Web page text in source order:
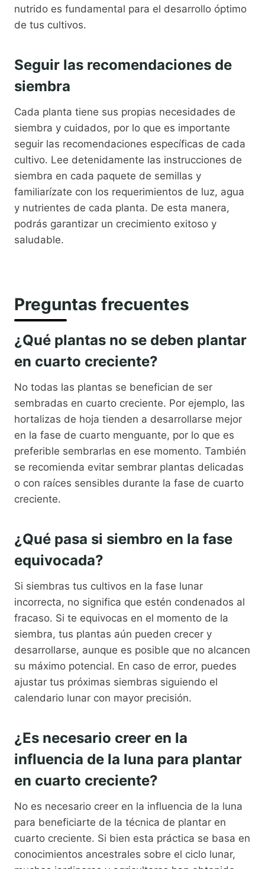
nutrido es fundamental para el desarrollo óptimo
de tus cultivos.
Seguir las recomendaciones de
siembra
Cada planta tiene sus propias necesidades de
siembra y cuidados, por lo que es importante
seguir las recomendaciones específicas de cada
cultivo. Lee detenidamente las instrucciones de
siembra en cada paquete de semillas y
familiarízate con los requerimientos de luz, agua
y nutrientes de cada planta. De esta manera,
podrás garantizar un crecimiento exitoso y
saludable.
Preguntas frecuentes
¿Qué plantas no se deben plantar
en cuarto creciente?
No todas las plantas se benefician de ser
sembradas en cuarto creciente. Por ejemplo, las
hortalizas de hoja tienden a desarrollarse mejor
en la fase de cuarto menguante, por lo que es
preferible sembrarlas en ese momento. También
se recomienda evitar sembrar plantas delicadas
o con raíces sensibles durante la fase de cuarto
creciente.
¿Qué pasa si siembro en la fase
equivocada?
Si siembras tus cultivos en la fase lunar
incorrecta, no significa que estén condenados al
fracaso. Si te equivocas en el momento de la
siembra, tus plantas aún pueden crecer y
desarrollarse, aunque es posible que no alcancen
su máximo potencial. En caso de error, puedes
ajustar tus próximas siembras siguiendo el
calendario lunar con mayor precisión.
¿Es necesario creer en la
influencia de la luna para plantar
en cuarto creciente?
No es necesario creer en la influencia de la luna
para beneficiarte de la técnica de plantar en
cuarto creciente. Si bien esta práctica se basa en
conocimientos ancestrales sobre el ciclo lunar,